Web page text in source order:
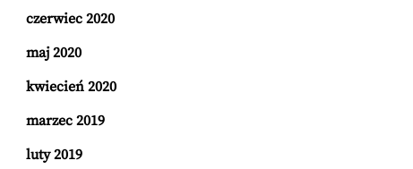
czerwiec 2020
maj 2020
kwiecień 2020
marzec 2019
luty 2019